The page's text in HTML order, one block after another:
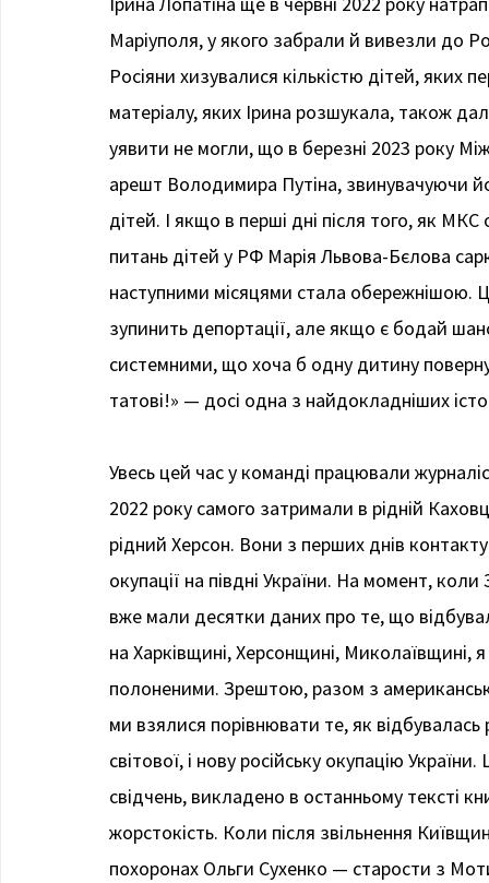
Маріуполя, у якого забрали й вивезли до
Росіяни хизувалися кількістю дітей, яких
матеріалу, яких Ірина розшукала, також
уявити не могли, що в березні 2023 року
арешт Володимира Путіна, звинувачуючи
дітей. І якщо в перші дні після того, як
питань дітей у РФ Марія Львова-Бєлова
наступними місяцями стала обережнішою.
зупинить депортації, але якщо є бодай
системними, що хоча б одну дитину
татові!» — досі одна з найдокладніших
Увесь цей час у команді працювали
2022 року самого затримали в рідній
рідний Херсон. Вони з перших днів
окупації на півдні України. На момент,
вже мали десятки даних про те, що
на Харківщині, Херсонщині, Миколаївщині, я
полоненими. Зрештою, разом з
ми взялися порівнювати те, як відбувалась
світової, і нову російську окупацію
свідчень, викладено в останньому тексті
жорстокість. Коли після звільнення
похоронах Ольги Сухенко — старости з